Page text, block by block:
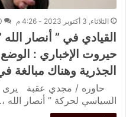
الثلاثاء, 3 أكتوبر 2023 - 4:26 م
القيادي في ” أنصار
حيروت الإخباري :
الجذرية وهناك مبالغة
حاوره / مجدي عقبة يرى
السياسي لحركة ” أنصار الله